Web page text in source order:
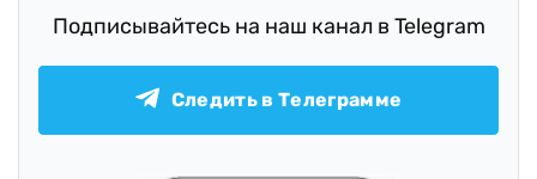
Подписывайтесь на наш канал в Telegram
Следить в Телеграмме